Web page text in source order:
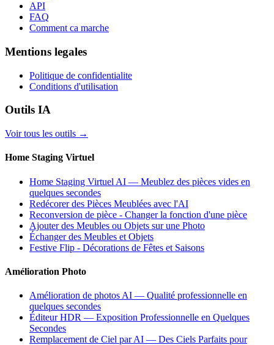
API
FAQ
Comment ca marche
Mentions legales
Politique de confidentialite
Conditions d'utilisation
Outils IA
Voir tous les outils →
Home Staging Virtuel
Home Staging Virtuel AI — Meublez des pièces vides en
quelques secondes
Redécorer des Pièces Meublées avec l'AI
Reconversion de pièce - Changer la fonction d'une pièce
Ajouter des Meubles ou Objets sur une Photo
Échanger des Meubles et Objets
Festive Flip - Décorations de Fêtes et Saisons
Amélioration Photo
Amélioration de photos AI — Qualité professionnelle en
quelques secondes
Éditeur HDR — Exposition Professionnelle en Quelques
Secondes
Remplacement de Ciel par AI — Des Ciels Parfaits pour